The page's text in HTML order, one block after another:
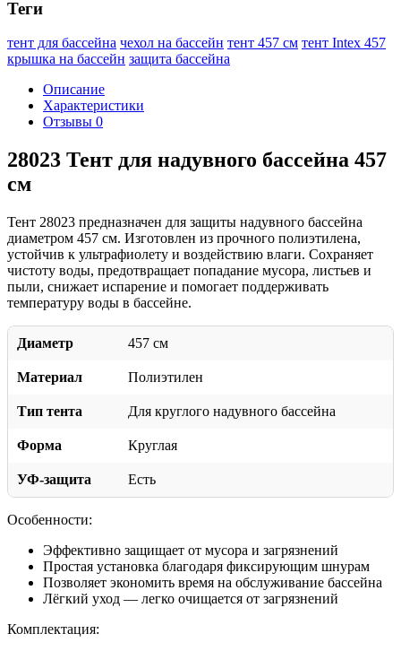
Теги
тент для бассейна чехол на бассейн тент 457 см тент Intex 457
крышка на бассейн защита бассейна
Описание
Характеристики
Отзывы 0
28023 Тент для надувного бассейна 457
см
Тент 28023 предназначен для защиты надувного бассейна
диаметром 457 см. Изготовлен из прочного полиэтилена,
устойчив к ультрафиолету и воздействию влаги. Сохраняет
чистоту воды, предотвращает попадание мусора, листьев и
пыли, снижает испарение и помогает поддерживать
температуру воды в бассейне.
Диаметр 457 см
Материал Полиэтилен
Тип тента Для круглого надувного бассейна
Форма Круглая
УФ-защита Есть
Особенности:
Эффективно защищает от мусора и загрязнений
Простая установка благодаря фиксирующим шнурам
Позволяет экономить время на обслуживание бассейна
Лёгкий уход — легко очищается от загрязнений
Комплектация: